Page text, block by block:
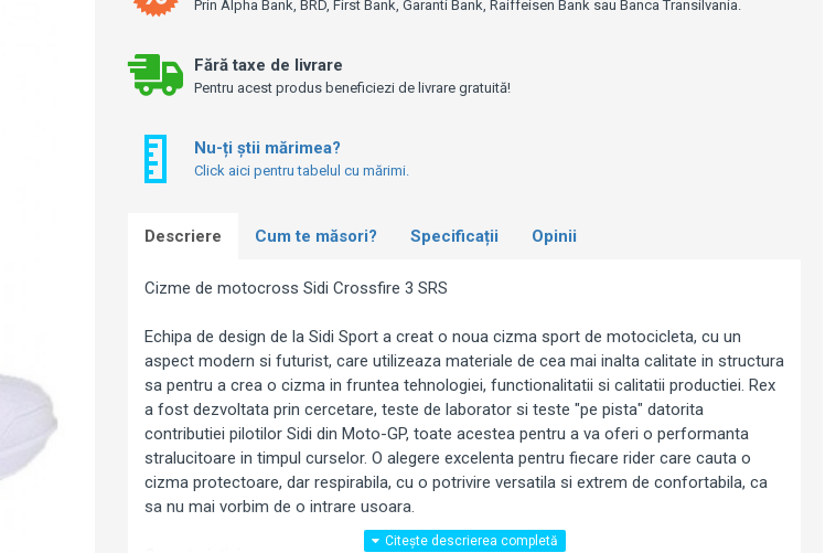
Fără taxe de livrare
Pentru acest produs beneficiezi de livrare gratuită!
Prin Alpha Bank, BRD, First Bank, Garanti Bank, Raiffeisen Bank sau Banca Transilvania.
Nu-ți știi mărimea?
Click aici pentru tabelul cu mărimi.
Descriere Cum te măsori? Specificații Opinii
Cizme de motocross Sidi Crossfire 3 SRS
Echipa de design de la Sidi Sport a creat o noua cizma sport de motocicleta, cu un
aspect modern si futurist, care utilizeaza materiale de cea mai inalta calitate in structura
sa pentru a crea o cizma in fruntea tehnologiei, functionalitatii si calitatii productiei. Rex
a fost dezvoltata prin cercetare, teste de laborator si teste "pe pista" datorita
contributiei pilotilor Sidi din Moto-GP, toate acestea pentru a va oferi o performanta
stralucitoare in timpul curselor. O alegere excelenta pentru fiecare rider care cauta o
cizma protectoare, dar respirabila, cu o potrivire versatila si extrem de confortabila, ca
sa nu mai vorbim de o intrare usoara.